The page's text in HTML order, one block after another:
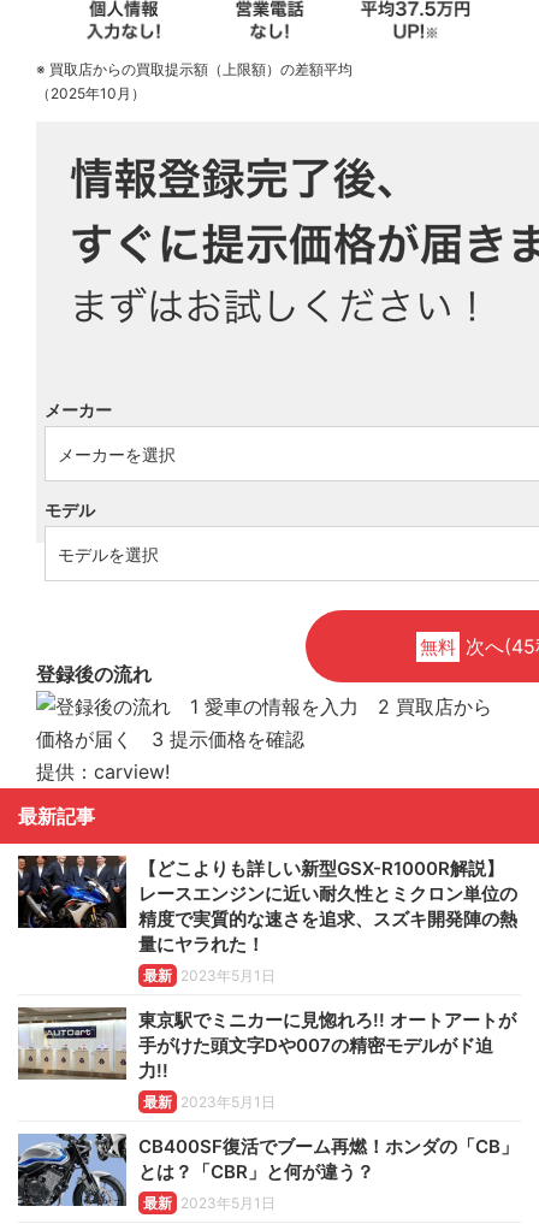
※ 買取店からの買取提示額（上限額）の差額平均
（2025年10月）
メーカー
モデル
無料 次へ
登録後の流れ
提供：carview!
最新記事
【どこよりも詳しい新型GSX-R1000R解説】
レースエンジンに近い耐久性とミクロン単位の
精度で実質的な速さを追求、スズキ開発陣の熱
量にヤラれた！
最新 2023年5月1日
東京駅でミニカーに見惚れろ!! オートアートが
手がけた頭文字Dや007の精密モデルがド迫
力!!
最新 2023年5月1日
CB400SF復活でブーム再燃！ホンダの「CB」
とは？「CBR」と何が違う？
最新 2023年5月1日